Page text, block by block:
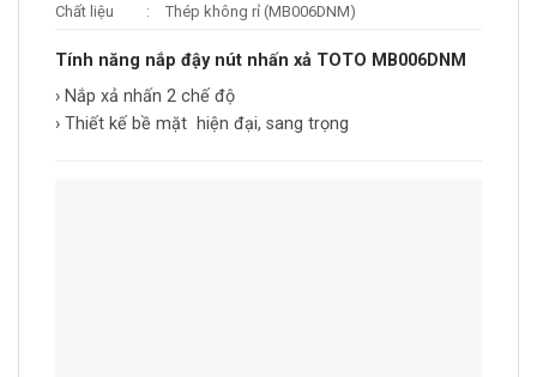
Chất liệu
: Thép không rỉ (MB006DNM)
Tính năng nắp đậy nút nhấn xả TOTO MB006DNM
› Nắp xả nhấn 2 chế độ
› Thiết kế bề mặt hiện đại, sang trọng